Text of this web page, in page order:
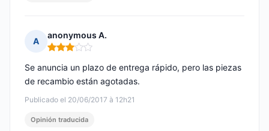
A
anonymous A.
Nota: 3 de 5
Publicado el 20/06/2017 à 12h21
Se anuncia un plazo de entrega rápido, pero las piezas
de recambio están agotadas.
Opinión traducida